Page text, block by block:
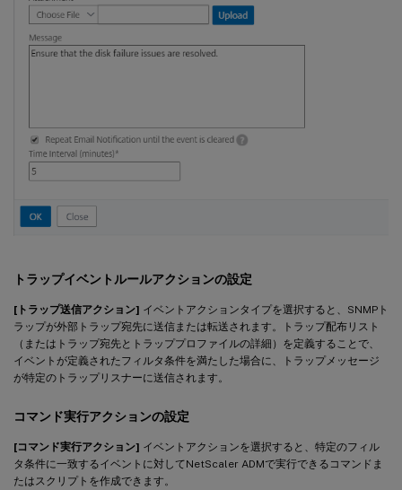
トラップイベントルールアクションの設定
[トラップ送信アクション] イベントアクションタイプを選択すると、SNMPト
ラップが外部トラップ宛先に送信または転送されます。トラップ配布リスト
（またはトラップ宛先とトラッププロファイルの詳細）を定義することで、
イベントが定義されたフィルタ条件を満たした場合に、トラップメッセージ
が特定のトラップリスナーに送信されます。
コマンド実行アクションの設定
[コマンド実行アクション] イベントアクションを選択すると、特定のフィル
タ条件に一致するイベントに対してNetScaler ADMで実行できるコマンドま
たはスクリプトを作成できます。